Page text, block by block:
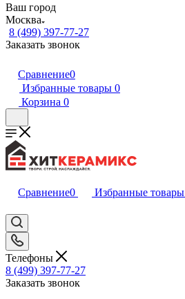
Ваш город
Москва
8 (499) 397-77-27
Заказать звонок
Сравнение0
Избранные товары 0
Корзина 0
Сравнение0 Избранные товары
Телефоны
8 (499) 397-77-27
Заказать звонок